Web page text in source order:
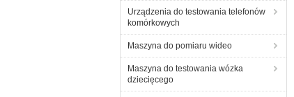
Urządzenia do testowania telefonów
komórkowych
Maszyna do pomiaru wideo
Maszyna do testowania wózka
dziecięcego